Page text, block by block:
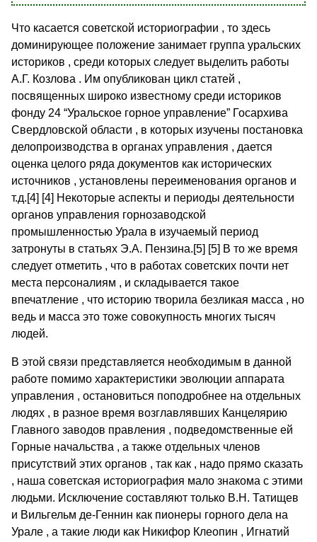
Что касается советской историографии , то здесь
доминирующее положение занимает группа уральских
историков , среди которых следует выделить работы
А.Г. Козлова . Им опубликован цикл статей ,
посвященных широко известному среди историков
фонду 24 “Уральское горное управление” Госархива
Свердловской области , в которых изучены постановка
делопроизводства в органах управления , дается
оценка целого ряда документов как исторических
источников , установлены переименования органов и
т.д.[4] [4] Некоторые аспекты и периоды деятельности
органов управления горнозаводской
промышленностью Урала в изучаемый период
затронуты в статьях Э.А. Пензина.[5] [5] В то же время
следует отметить , что в работах советских почти нет
места персоналиям , и складывается такое
впечатление , что историю творила безликая масса , но
ведь и масса это тоже совокупность многих тысяч
людей.
В этой связи представляется необходимым в данной
работе помимо характеристики эволюции аппарата
управления , остановиться поподробнее на отдельных
людях , в разное время возглавлявших Канцелярию
Главного заводов правления , подведомственные ей
Горные начальства , а также отдельных членов
присутствий этих органов , так как , надо прямо сказать
, наша советская историография мало знакома с этими
людьми. Исключение составляют только В.Н. Татищев
и Вильгельм де-Геннин как пионеры горного дела на
Урале , а такие люди как Никифор Клеопин , Игнатий